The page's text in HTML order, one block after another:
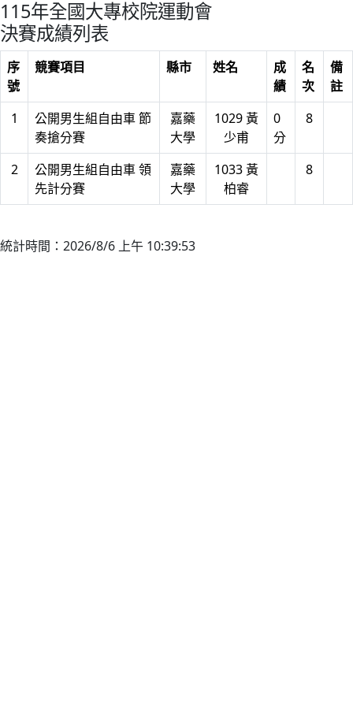
115年全國大專校院運動會
決賽成績列表
序
號
競賽項目 縣市 姓名
成
績
名
次
備
註
1
公開男生組自由車 節
奏搶分賽
嘉藥
大學
1029 黃
少甫
0
分
8
2
公開男生組自由車 領
先計分賽
嘉藥
大學
1033 黃
柏睿
8
統計時間：2026/8/6 上午 10:39:53